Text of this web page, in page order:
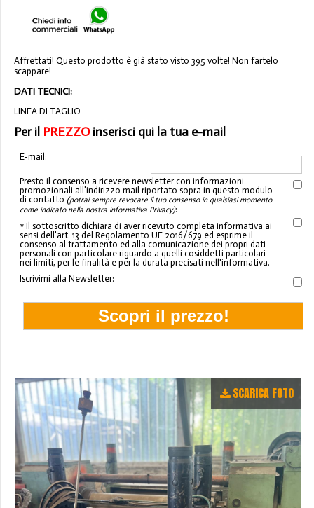
Affrettati! Questo prodotto è già stato visto 395 volte! Non fartelo
scappare!
DATI TECNICI:
LINEA DI TAGLIO
Per il PREZZOinserisci qui la tua e-mail
E-mail:
Presto il consenso a ricevere newsletter con informazioni
promozionali all'indirizzo mail riportato sopra in questo modulo
di contatto (potrai sempre revocare il tuo consenso in qualsiasi momento
come indicato nella nostra informativa Privacy):
* Il sottoscritto dichiara di aver ricevuto completa informativa ai
sensi dell'art. 13 del Regolamento UE 2016/679 ed esprime il
consenso al trattamento ed alla comunicazione dei propri dati
personali con particolare riguardo a quelli cosiddetti particolari
nei limiti, per le finalità e per la durata precisati nell'informativa.
Iscrivimi alla Newsletter:
SCARICA FOTO